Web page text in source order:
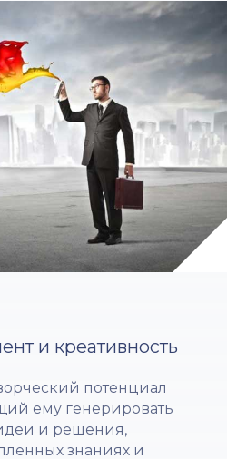
и креативность
потенциал
ему генерировать
и решения,
знаниях и